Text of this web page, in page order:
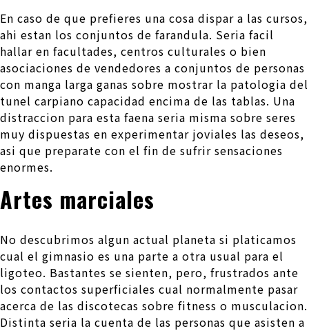
En caso de que prefieres una cosa dispar a las cursos,
ahi estan los conjuntos de farandula. Seri­a facil
hallar en facultades, centros culturales o bien
asociaciones de vendedores a conjuntos de personas
con manga larga ganas sobre mostrar la patologi­a del
tunel carpiano capacidad encima de las tablas. Una
distraccion para esta faena seri­a misma sobre seres
muy dispuestas en experimentar joviales las deseos,
asi que preparate con el fin de sufrir sensaciones
enormes.
Artes marciales
No descubrimos algun actual planeta si platicamos
cual el gimnasio es una parte a otra usual para el
ligoteo. Bastantes se sienten, pero, frustrados ante
los contactos superficiales cual normalmente pasar
acerca de las discotecas sobre fitness o musculacion.
Distinta seri­a la cuenta de las personas que asisten a